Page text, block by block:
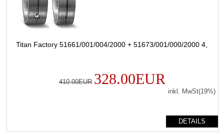
Titan Factory 51661/001/004/2000 + 51673/001/000/2000 4,
410.00EUR 328.00EUR
inkl. MwSt(19%)
DETAILS